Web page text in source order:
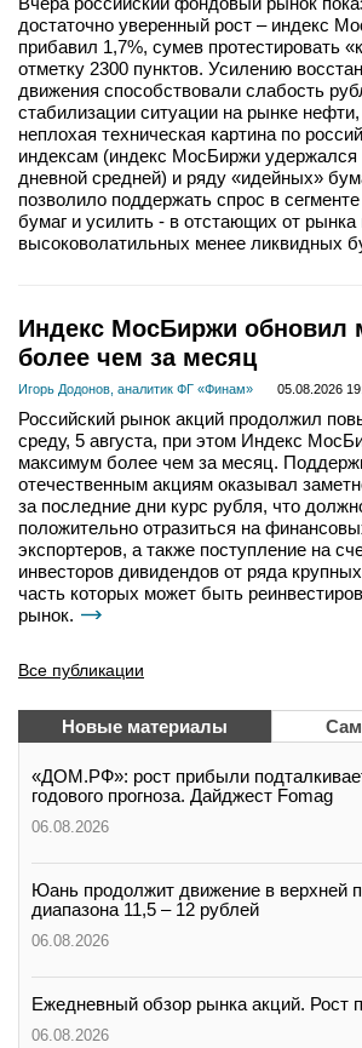
достаточно уверенный рост – индекс
прибавил 1,7%, сумев протестировать
отметку 2300 пунктов. Усилению
движения способствовали слабость
стабилизации ситуации на рынке
неплохая техническая картина по
индексам (индекс МосБиржи
дневной средней) и ряду «идейных»
позволило поддержать спрос в
бумаг и усилить - в отстающих от рынка
высоковолатильных менее ликвидных
Индекс МосБиржи обновил
более чем за месяц
Игорь Додонов, аналитик ФГ «Финам» 05.08.2026
Российский рынок акций продолжил
среду, 5 августа, при этом Индекс
максимум более чем за месяц.
отечественным акциям оказывал
за последние дни курс рубля, что
положительно отразиться на
экспортеров, а также поступление на
инвесторов дивидендов от ряда
часть которых может быть
рынок.
Все публикации
Новые материалы
«ДОМ.РФ»: рост прибыли
годового прогноза. Дайджест Fomag
06.08.2026
Юань продолжит движение в верхней
диапазона 11,5 – 12 рублей
06.08.2026
Ежедневный обзор рынка акций. Рост
06.08.2026